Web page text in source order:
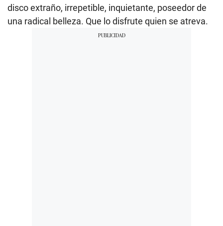
disco extraño, irrepetible, inquietante, poseedor de
una radical belleza. Que lo disfrute quien se atreva.